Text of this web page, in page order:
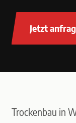
Jetzt
Trockenbau in